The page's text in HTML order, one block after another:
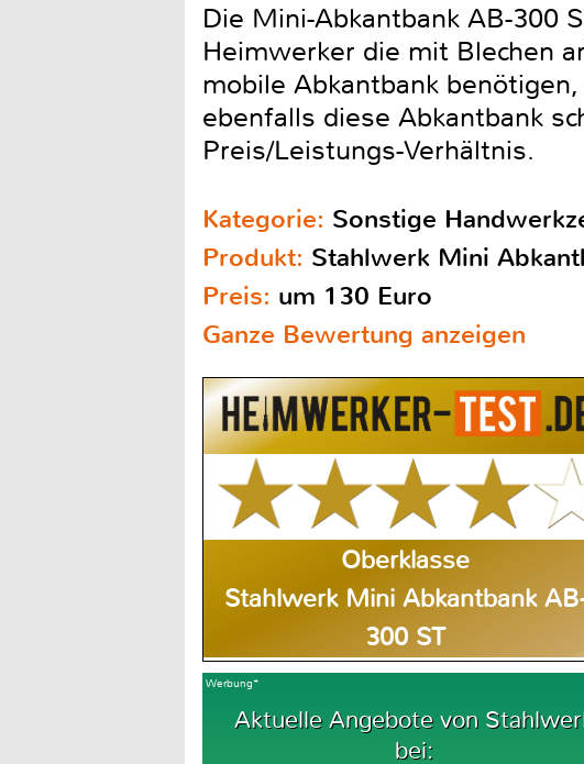
Die Mini-Abkantbank AB-300
Heimwerker die mit Blechen
mobile Abkantbank
ebenfalls diese Abkantbank
Preis/Leistungs-Verhältnis.
Kategorie: Sonstige
Produkt: Stahlwerk Mini
Preis: um 130 Euro
Ganze Bewertung anzeigen
Oberklasse
Stahlwerk Mini Abkantbank
300 ST
Werbung*
Aktuelle Angebote von
bei: